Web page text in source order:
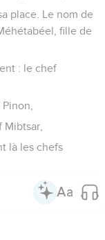
place. Le nom de
fille de
: le chef
là les chefs